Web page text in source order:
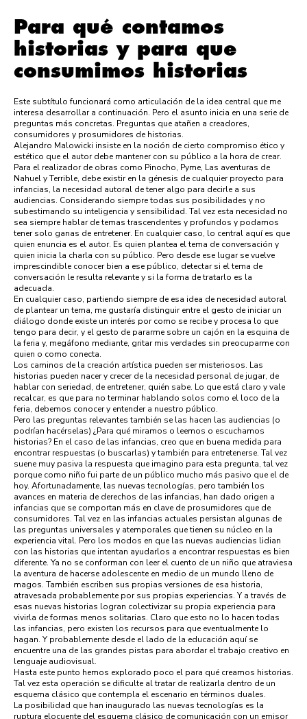
Para qué contamos
historias y para que
consumimos historias
Este subtítulo funcionará como articulación de la idea central que me
interesa desarrollar a continuación. Pero el asunto inicia en una serie de
preguntas más concretas. Preguntas que atañen a creadores,
consumidores y prosumidores de historias.
Alejandro Malowicki insiste en la noción de cierto compromiso ético y
estético que el autor debe mantener con su público a la hora de crear.
Para el realizador de obras como Pinocho, Pyme, Las aventuras de
Nahuel y Terrible, debe existir en la génesis de cualquier proyecto para
infancias, la necesidad autoral de tener algo para decirle a sus
audiencias. Considerando siempre todas sus posibilidades y no
subestimando su inteligencia y sensibilidad. Tal vez esta necesidad no
sea siempre hablar de temas trascendentes y profundos y podamos
tener solo ganas de entretener. En cualquier caso, lo central aquí es que
quien enuncia es el autor. Es quien plantea el tema de conversación y
quien inicia la charla con su público. Pero desde ese lugar se vuelve
imprescindible conocer bien a ese público, detectar si el tema de
conversación le resulta relevante y si la forma de tratarlo es la
adecuada.
En cualquier caso, partiendo siempre de esa idea de necesidad autoral
de plantear un tema, me gustaría distinguir entre el gesto de iniciar un
diálogo donde existe un interés por como se recibe y procesa lo que
tengo para decir, y el gesto de pararme sobre un cajón en la esquina de
la feria y, megáfono mediante, gritar mis verdades sin preocuparme con
quien o como conecta.
Los caminos de la creación artística pueden ser misteriosos. Las
historias pueden nacer y crecer de la necesidad personal de jugar, de
hablar con seriedad, de entretener, quién sabe. Lo que está claro y vale
recalcar, es que para no terminar hablando solos como el loco de la
feria, debemos conocer y entender a nuestro público.
Pero las preguntas relevantes también se las hacen las audiencias (o
podrían hacérselas) ¿Para qué miramos o leemos o escuchamos
historias? En el caso de las infancias, creo que en buena medida para
encontrar respuestas (o buscarlas) y también para entretenerse. Tal vez
suene muy pasiva la respuesta que imagino para esta pregunta, tal vez
porque como niño fui parte de un público mucho más pasivo que el de
hoy. Afortunadamente, las nuevas tecnologías, pero también los
avances en materia de derechos de las infancias, han dado origen a
infancias que se comportan más en clave de prosumidores que de
consumidores. Tal vez en las infancias actuales persistan algunas de
las preguntas universales y atemporales que tienen su núcleo en la
experiencia vital. Pero los modos en que las nuevas audiencias lidian
con las historias que intentan ayudarlos a encontrar respuestas es bien
diferente. Ya no se conforman con leer el cuento de un niño que atraviesa
la aventura de hacerse adolescente en medio de un mundo lleno de
magos. También escriben sus propias versiones de esa historia,
atravesada probablemente por sus propias experiencias. Y a través de
esas nuevas historias logran colectivizar su propia experiencia para
vivirla de formas menos solitarias. Claro que esto no lo hacen todas
las infancias, pero existen los recursos para que eventualmente lo
hagan. Y probablemente desde el lado de la educación aquí se
encuentre una de las grandes pistas para abordar el trabajo creativo en
lenguaje audiovisual.
Hasta este punto hemos explorado poco el para qué creamos historias.
Tal vez esta operación se dificulte al tratar de realizarla dentro de un
esquema clásico que contempla el escenario en términos duales.
La posibilidad que han inaugurado las nuevas tecnologías es la
ruptura elocuente del esquema clásico de comunicación con un emisor